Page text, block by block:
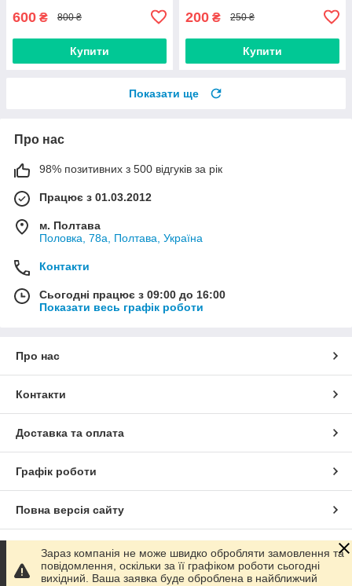
600 ₴ 800 ₴
Купити
200 ₴ 250 ₴
Купити
Показати ще
Про нас
98% позитивних з 500 відгуків за рік
Працює з 01.03.2012
м. Полтава
Половка, 78а, Полтава, Україна
Контакти
Сьогодні працює з 09:00 до 16:00
Показати весь графік роботи
Про нас
Контакти
Доставка та оплата
Графік роботи
Повна версія сайту
Сайт створено на маркетплейсі Prom.ua
Зараз компанія не може швидко обробляти замовлення та
повідомлення, оскільки за її графіком роботи сьогодні
вихідний. Ваша заявка буде оброблена в найближчий